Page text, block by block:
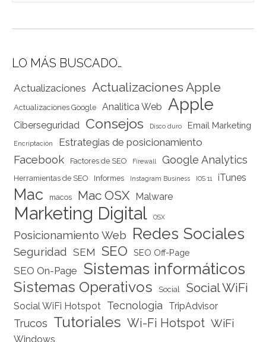
LO MÁS BUSCADO…
Actualizaciones Actualizaciones Apple
Actualizaciones Google Analitica Web Apple
Ciberseguridad Consejos Disco duro Email Marketing
Encriptación Estrategias de posicionamiento
Facebook Factores de SEO Firewall Google Analytics
Herramientas de SEO Informes Instagram Business IOS 11 iTunes
Mac macos Mac OSX Malware
Marketing Digital OSX
Posicionamiento Web Redes Sociales
Seguridad SEM SEO SEO Off-Page
SEO On-Page Sistemas informáticos
Sistemas Operativos Social Social WiFi
Social WiFi Hotspot Tecnologia TripAdvisor
Trucos Tutoriales Wi-Fi Hotspot WiFi
Windows